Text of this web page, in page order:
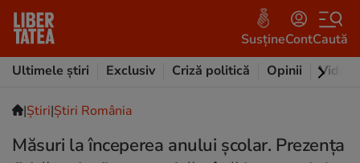
SusțineContCaută
Ultimele știri
Exclusiv Criză politică Opinii Video
|Ştiri|Știri România
Măsuri la începerea anului școlar. Prezența